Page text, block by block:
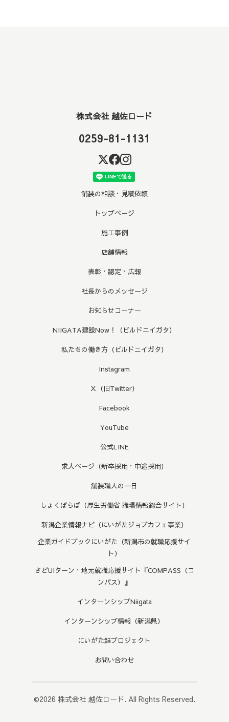
株式会社 越佐ロード
0259-81-1131
舗装の相談・見積依頼
トップページ
施工事例
店舗情報
表彰・認定・広報
社長からのメッセージ
お知らせコーナー
NIIGATA建設Now！（ビルドニイガタ）
私たちの働き方（ビルドニイガタ）
Instagram
Ｘ（旧Twitter）
Facebook
YouTube
公式LINE
求人ページ（新卒採用・中途採用）
舗装職人の一日
しょくばらぼ（厚生労働省 職場情報総合サイト）
新潟企業情報ナビ（にいがたジョブカフェ事業）
企業ガイドブックにいがた（新潟市の就職応援サイ
ト）
さどUIターン・地元就職応援サイト『COMPASS（コ
ンパス）』
インターンシップNiigata
インターンシップ情報（新潟県）
にいがた鮭プロジェクト
お問い合わせ
©2026 株式会社 越佐ロード. All Rights Reserved.